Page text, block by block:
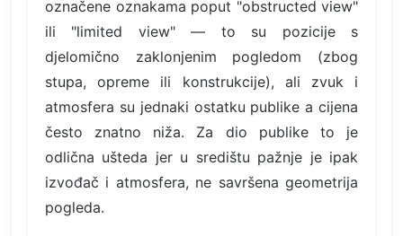
označene oznakama poput "obstructed view"
ili "limited view" — to su pozicije s
djelomično zaklonjenim pogledom (zbog
stupa, opreme ili konstrukcije), ali zvuk i
atmosfera su jednaki ostatku publike a cijena
često znatno niža. Za dio publike to je
odlična ušteda jer u središtu pažnje je ipak
izvođač i atmosfera, ne savršena geometrija
pogleda.